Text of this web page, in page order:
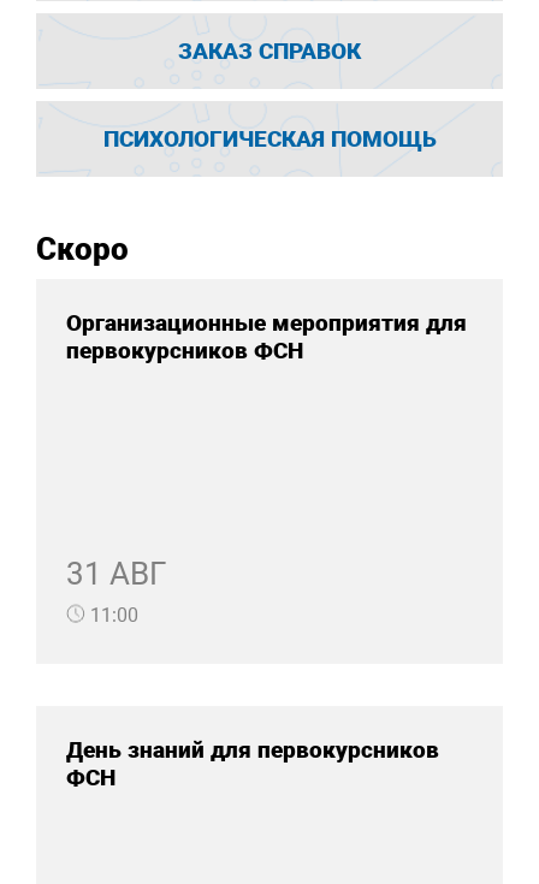
ЗАКАЗ СПРАВОК
ПСИХОЛОГИЧЕСКАЯ ПОМОЩЬ
Скоро
Организационные мероприятия для
первокурсников ФСН
31 АВГ
11:00
День знаний для первокурсников
ФСН